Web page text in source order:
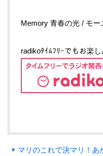
Memory 青春の光 / モー
radikoﾀｲﾑﾌﾘｰでもお楽し
マリのこれで決マリ！あ